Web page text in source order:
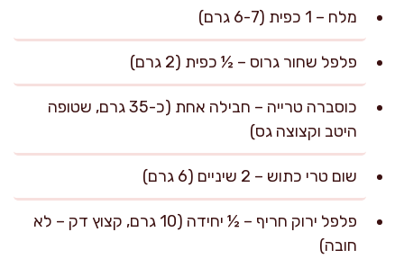
מלח – 1 כפית (6-7 גרם)
פלפל שחור גרוס – ½ כפית (2 גרם)
כוסברה טרייה – חבילה אחת (כ-35 גרם, שטופה
היטב וקצוצה גס)
שום טרי כתוש – 2 שיניים (6 גרם)
פלפל ירוק חריף – ½ יחידה (10 גרם, קצוץ דק – לא
חובה)